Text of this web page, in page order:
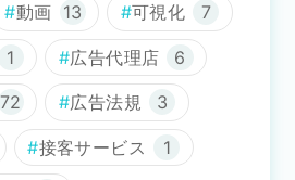
動画 13 可視化 7
1 広告代理店 6
72 広告法規 3
接客サービス 1